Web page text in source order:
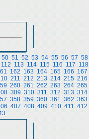
50 51 52 53 54 55 56 57 58
112 113 114 115 116 117 118
162 163 164 165 166 167
211 212 213 214 215 216
260 261 262 263 264 265
309 310 311 312 313 314
358 359 360 361 362 363
407 408 409 410 411 412